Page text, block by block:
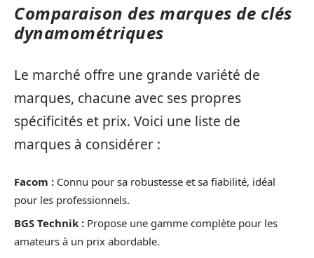
Comparaison des marques de clés
dynamométriques
Le marché offre une grande variété de
marques, chacune avec ses propres
spécificités et prix. Voici une liste de
marques à considérer :
Facom : Connu pour sa robustesse et sa fiabilité, idéal
pour les professionnels.
BGS Technik : Propose une gamme complète pour les
amateurs à un prix abordable.